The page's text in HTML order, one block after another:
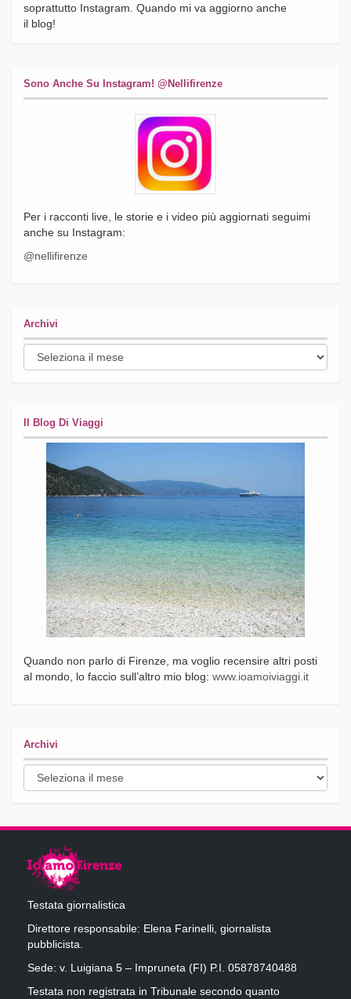
soprattutto Instagram. Quando mi va aggiorno anche
il blog!
Sono Anche Su Instagram! @nellifirenze
Per i racconti live, le storie e i video più aggiornati seguimi
anche su Instagram:
@nellifirenze
Archivi
Archivi
Il Blog Di Viaggi
Quando non parlo di Firenze, ma voglio recensire altri posti
al mondo, lo faccio sull’altro mio blog: www.ioamoiviaggi.it
Archivi
Archivi
Testata giornalistica
Direttore responsabile: Elena Farinelli, giornalista
pubblicista.
Sede: v. Luigiana 5 – Impruneta (FI) P.I. 05878740488
Testata non registrata in Tribunale secondo quanto